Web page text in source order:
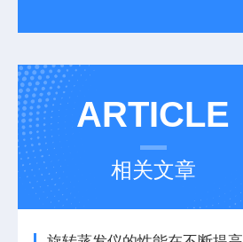
ARTICLE
相关文章